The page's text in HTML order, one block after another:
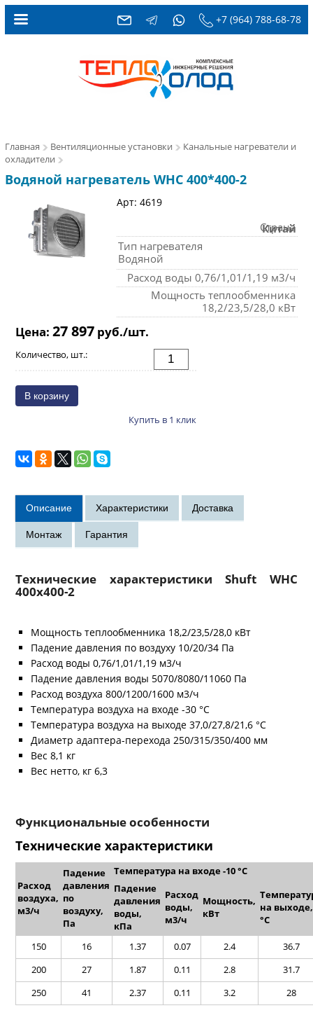
+7 (964) 788-68-78
Главная Вентиляционные установки
Канальные нагреватели и
охладители
Водяной нагреватель WHC 400*400-2
Арт: 4619
Страна
Китай
Тип нагревателя
Водяной
Расход воды 0,76/1,01/1,19 м3/ч
Мощность теплообменника
18,2/23,5/28,0 кВт
Цена: 27 897 руб./шт.
Количество, шт.:
Купить в 1 клик
Технические характеристики Shuft WHC
400x400-2
Мощность теплообменника 18,2/23,5/28,0 кВт
Падение давления по воздуху 10/20/34 Па
Расход воды 0,76/1,01/1,19 м3/ч
Падение давления воды 5070/8080/11060 Па
Расход воздуха 800/1200/1600 м3/ч
Температура воздуха на входе -30 °С
Температура воздуха на выходе 37,0/27,8/21,6 °С
Диаметр адаптера-перехода 250/315/350/400 мм
Вес 8,1 кг
Вес нетто, кг 6,3
Функциональные особенности
Технические характеристики
Расход
воздуха,
м3/ч
Падение
давления
по
воздуху,
Па
Температура на входе -10 °C
Падение
давления
воды,
кПа
Расход
воды,
м3/ч
Мощность,
кВт
на выходе,
°C
150 16 1.37 0.07 2.4
36.7
200
27 1.87 0.11 2.8
31.7
250
41 2.37 0.11 3.2 28